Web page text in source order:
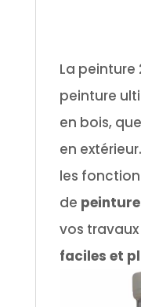
La peinture
peinture
en bois,
en
les
de
vos
faciles et